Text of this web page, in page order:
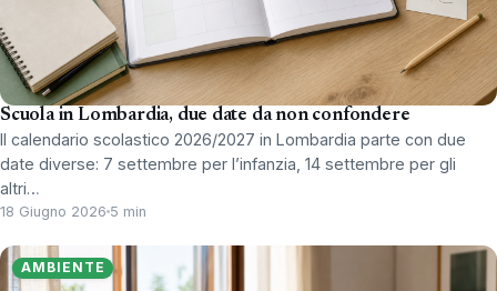
Scuola in Lombardia, due date da non confondere
Il calendario scolastico 2026/2027 in Lombardia parte con due
date diverse: 7 settembre per l’infanzia, 14 settembre per gli
altri…
18 Giugno 2026 5 min
AMBIENTE